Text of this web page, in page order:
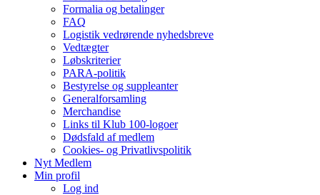
Formalia og betalinger
FAQ
Logistik vedrørende nyhedsbreve
Vedtægter
Løbskriterier
PARA-politik
Bestyrelse og suppleanter
Generalforsamling
Merchandise
Links til Klub 100-logoer
Dødsfald af medlem
Cookies- og Privatlivspolitik
Nyt Medlem
Min profil
Log ind